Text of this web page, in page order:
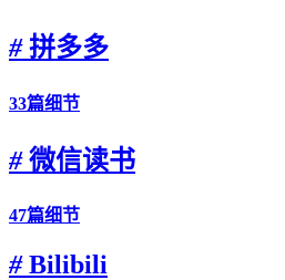
#拼多多
33篇细节
#微信读书
47篇细节
#Bilibili